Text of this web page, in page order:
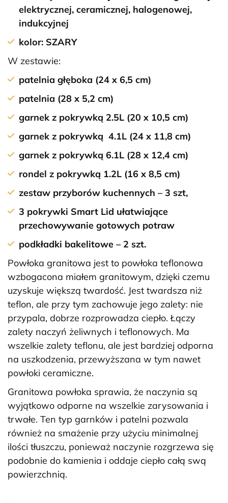
elektrycznej, ceramicznej, halogenowej,
indukcyjnej
kolor: SZARY
W zestawie:
patelnia głęboka (24 x 6,5 cm)
patelnia (28 x 5,2 cm)
garnek z pokrywką 2.5L (20 x 10,5 cm)
garnek z pokrywką 4.1L (24 x 11,8 cm)
garnek z pokrywką 6.1L (28 x 12,4 cm)
rondel z pokrywką 1.2L (16 x 8,5 cm)
zestaw przyborów kuchennych – 3 szt,
3 pokrywki Smart Lid ułatwiające
przechowywanie gotowych potraw
podkładki bakelitowe – 2 szt.
Powłoka granitowa jest to powłoka teflonowa
wzbogacona miałem granitowym, dzięki czemu
uzyskuje większą twardość. Jest twardsza niż
teflon, ale przy tym zachowuje jego zalety: nie
przypala, dobrze rozprowadza ciepło. Łączy
zalety naczyń żeliwnych i teflonowych. Ma
wszelkie zalety teflonu, ale jest bardziej odporna
na uszkodzenia, przewyższana w tym nawet
powłoki ceramiczne.
Granitowa powłoka sprawia, że naczynia są
wyjątkowo odporne na wszelkie zarysowania i
trwałe. Ten typ garnków i patelni pozwala
również na smażenie przy użyciu minimalnej
ilości tłuszczu, ponieważ naczynie rozgrzewa się
podobnie do kamienia i oddaje ciepło całą swą
powierzchnią.